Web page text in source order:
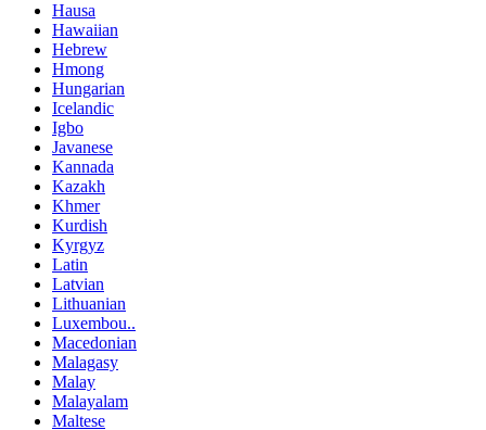
Hausa
Hawaiian
Hebrew
Hmong
Hungarian
Icelandic
Igbo
Javanese
Kannada
Kazakh
Khmer
Kurdish
Kyrgyz
Latin
Latvian
Lithuanian
Luxembou..
Macedonian
Malagasy
Malay
Malayalam
Maltese